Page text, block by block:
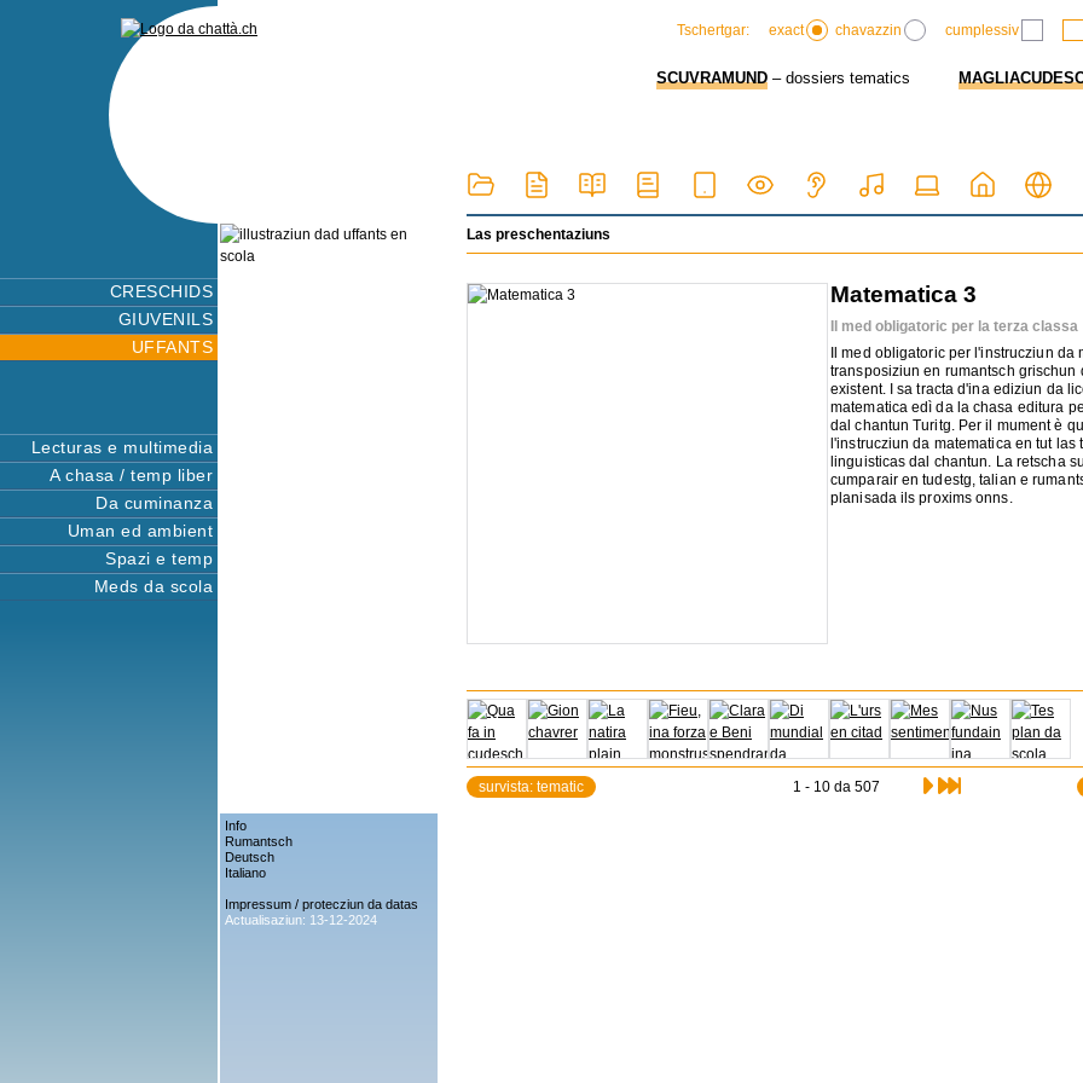
CRESCHIDS
GIUVENILS
UFFANTS
Lecturas e multimedia
A chasa / temp liber
Da cuminanza
Uman ed ambient
Spazi e temp
Meds da scola
Info
Rumantsch
Deutsch
Italiano
Impressum / protecziun da datas
Actualisaziun: 13-12-2024
Tschertgar: exact chavazzin cumplessiv
SCUVRAMUND – dossiers tematics
Las preschentaziuns
Matematica 3
Il med obligatoric per la terza classa
Il med obligatoric per l'instrucziun da
transposiziun en rumantsch grischun
existent. I sa tracta d'ina ediziun da
matematica edì da la chasa editura
dal chantun Turitg. Per il mument è
l'instrucziun da matematica en tut las
linguisticas dal chantun. La retscha
cumparair en tudestg, talian e
planisada ils proxims onns.
survista: tematic 1 - 10 da 507